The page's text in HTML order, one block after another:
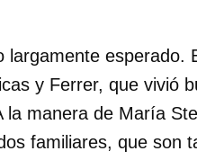
largamente esperado.
y Ferrer, que vivió
la manera de María
familiares, que son